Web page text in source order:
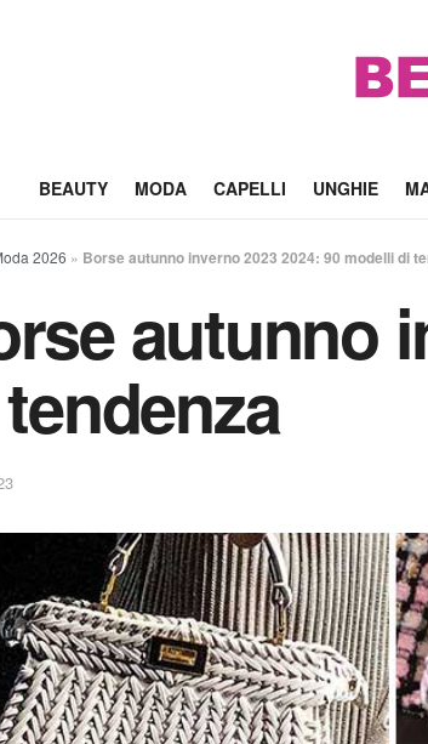
BEAUTY MODA CAPELLI UNGHIE
2026 » Borse autunno inverno 2023 2024: 90 modelli di
autunno